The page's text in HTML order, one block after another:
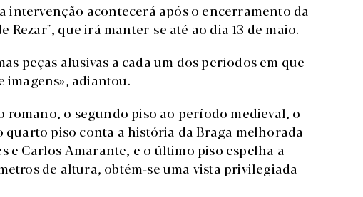
intervenção acontecerá após o encerramento da
que irá manter-se até ao dia 13 de maio.
peças alusivas a cada um dos períodos em que
imagens», adiantou.
o segundo piso ao período medieval, o
piso conta a história da Braga melhorada
e Carlos Amarante, e o último piso espelha a
de altura, obtém-se uma vista privilegiada